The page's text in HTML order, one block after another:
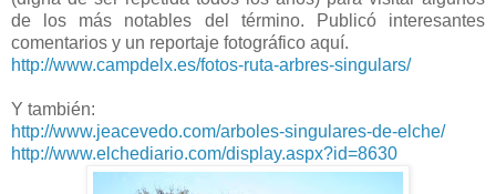
de los más notables del término. Publicó interesantes
comentarios y un reportaje fotográfico aquí.
http://www.campdelx.es/fotos-ruta-arbres-singulars/
Y también:
http://www.jeacevedo.com/arboles-singulares-de-elche/
http://www.elchediario.com/display.aspx?id=8630